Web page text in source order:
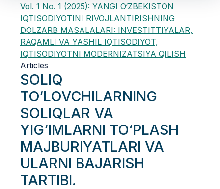
Vol. 1 No. 1 (2025): YANGI O‘ZBEKISTON
IQTISODIYOTINI RIVOJLANTIRISHNING
DOLZARB MASALALARI: INVESTITTIYALAR,
RAQAMLI VA YASHIL IQTISODIYOT,
IQTISODIYOTNI MODERNIZATSIYA QILISH
Articles
SOLIQ
TO‘LOVCHILARNING
SOLIQLAR VA
YIG‘IMLARNI TO‘PLASH
MAJBURIYATLARI VA
ULARNI BAJARISH
TARTIBI.